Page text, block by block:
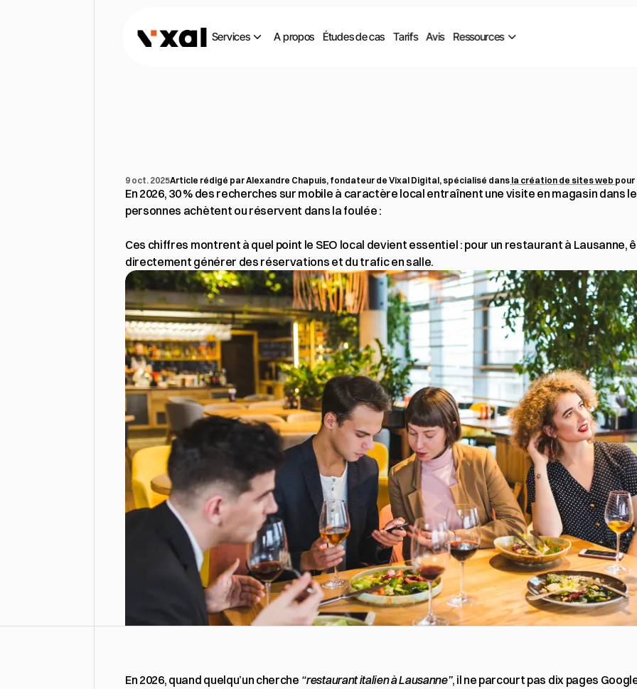
Services A propos Études de cas Tarifs Avis Ressources
9 oct. 2025Article rédigé par Alexandre Chapuis, fondateur de Vixal Digital, spécialisé dans la création de sites web pour
En 2026, 30 % des recherches sur mobile à caractère local entraînent une visite en magasin dans
personnes achètent ou réservent dans la foulée :
Ces chiffres montrent à quel point le SEO local devient essentiel : pour un restaurant à Lausanne,
directement générer des réservations et du trafic en salle.
En 2026, quand quelqu’un cherche “restaurant italien à Lausanne”, il ne parcourt pas dix pages